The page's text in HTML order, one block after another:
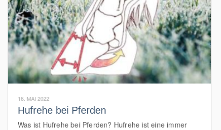
16. MAI 2022
Hufrehe bei Pferden
Was ist Hufrehe bei Pferden? Hufrehe ist eine immer